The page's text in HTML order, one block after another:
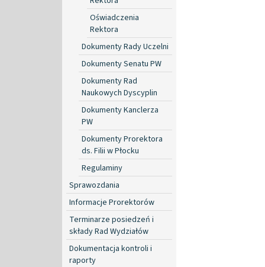
Oświadczenia
Rektora
Dokumenty Rady Uczelni
Dokumenty Senatu PW
Dokumenty Rad
Naukowych Dyscyplin
Dokumenty Kanclerza
PW
Dokumenty Prorektora
ds. Filii w Płocku
Regulaminy
Sprawozdania
Informacje Prorektorów
Terminarze posiedzeń i
składy Rad Wydziałów
Dokumentacja kontroli i
raporty